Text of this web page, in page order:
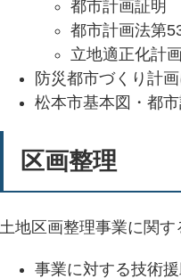
都市計画証明
都市計画法第
立地適正化計
防災都市づくり計
松本市基本図・都
区画整理
土地区画整理事業に関す
事業に対する技術